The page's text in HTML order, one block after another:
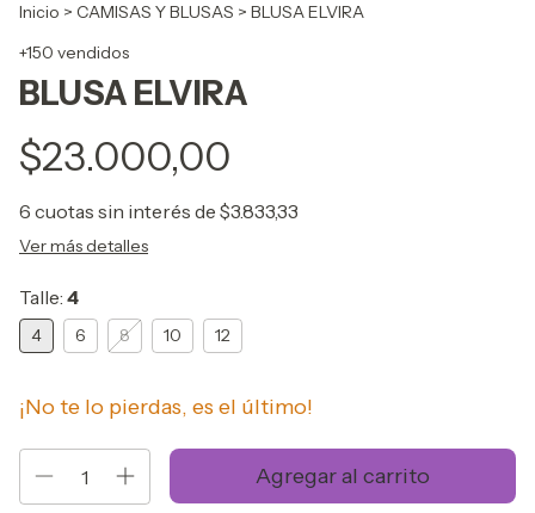
Inicio > CAMISAS Y BLUSAS > BLUSA ELVIRA
+150 vendidos
BLUSA ELVIRA
$23.000,00
6 cuotas sin interés de $3.833,33
Ver más detalles
Talle: 4
4 6 8 10 12
¡No te lo pierdas, es el último!